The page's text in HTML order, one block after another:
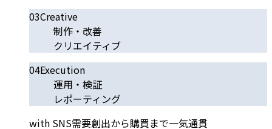
03Creative
制作・改善
クリエイティブ
04Execution
運用・検証
レポーティング
with SNS需要創出から購買まで一気通貫